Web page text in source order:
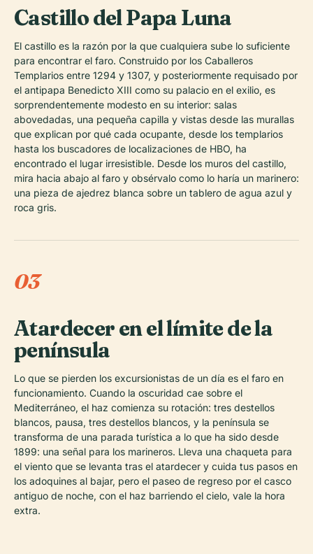
Castillo del Papa Luna
El castillo es la razón por la que cualquiera sube lo suficiente
para encontrar el faro. Construido por los Caballeros
Templarios entre 1294 y 1307, y posteriormente requisado por
el antipapa Benedicto XIII como su palacio en el exilio, es
sorprendentemente modesto en su interior: salas
abovedadas, una pequeña capilla y vistas desde las murallas
que explican por qué cada ocupante, desde los templarios
hasta los buscadores de localizaciones de HBO, ha
encontrado el lugar irresistible. Desde los muros del castillo,
mira hacia abajo al faro y obsérvalo como lo haría un marinero:
una pieza de ajedrez blanca sobre un tablero de agua azul y
roca gris.
03
Atardecer en el límite de la
península
Lo que se pierden los excursionistas de un día es el faro en
funcionamiento. Cuando la oscuridad cae sobre el
Mediterráneo, el haz comienza su rotación: tres destellos
blancos, pausa, tres destellos blancos, y la península se
transforma de una parada turística a lo que ha sido desde
1899: una señal para los marineros. Lleva una chaqueta para
el viento que se levanta tras el atardecer y cuida tus pasos en
los adoquines al bajar, pero el paseo de regreso por el casco
antiguo de noche, con el haz barriendo el cielo, vale la hora
extra.